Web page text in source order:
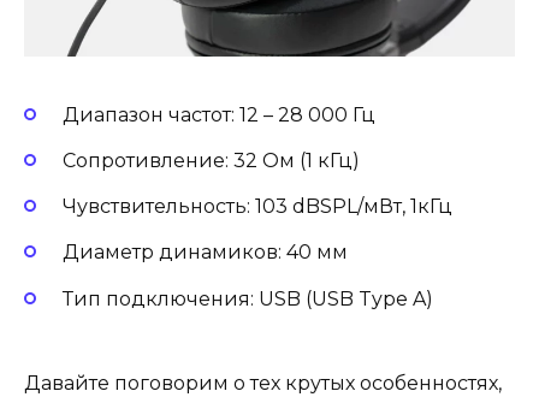
Диапазон частот: 12 – 28 000 Гц
Сопротивление: 32 Oм (1 кГц)
Чувствительность: 103 dBSPL/мВт, 1кГц
Диаметр динамиков: 40 мм
Тип подключения: USB (USB Type A)
Давайте поговорим о тех крутых особенностях,